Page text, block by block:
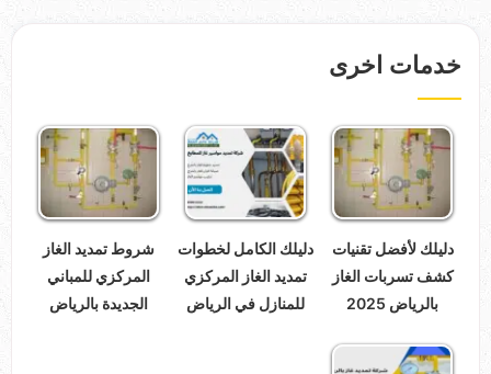
خدمات اخرى
دليلك لأفضل تقنيات
كشف تسربات الغاز
بالرياض 2025
دليلك الكامل لخطوات
تمديد الغاز المركزي
للمنازل في الرياض
شروط تمديد الغاز
المركزي للمباني
الجديدة بالرياض